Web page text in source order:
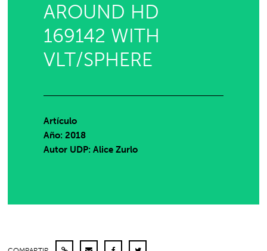
AROUND HD
169142 WITH
VLT/SPHERE
Artículo
Año: 2018
Autor UDP:Alice Zurlo